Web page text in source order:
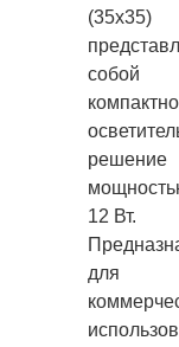
(35х35)
собой
решение
12 Вт.
для